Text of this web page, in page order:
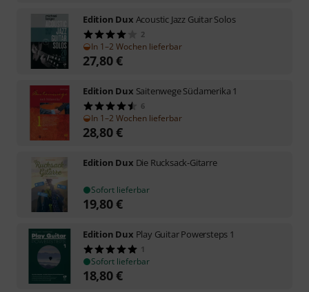
Edition Dux Acoustic Jazz Guitar Solos
2
In 1–2 Wochen lieferbar
27,80€
Edition Dux Saitenwege Südamerika 1
6
In 1–2 Wochen lieferbar
28,80€
Edition Dux Die Rucksack-Gitarre
Sofort lieferbar
19,80€
Edition Dux Play Guitar Powersteps 1
1
Sofort lieferbar
18,80€